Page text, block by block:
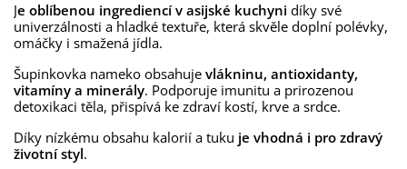
Je oblíbenou ingrediencí v asijské kuchyni díky své
univerzálnosti a hladké textuře, která skvěle doplní polévky,
omáčky i smažená jídla.
Šupinkovka nameko obsahuje vlákninu, antioxidanty,
vitamíny a minerály. Podporuje imunitu a prirozenou
detoxikaci těla, přispívá ke zdraví kostí, krve a srdce.
Díky nízkému obsahu kalorií a tuku je vhodná i pro zdravý
životní styl.